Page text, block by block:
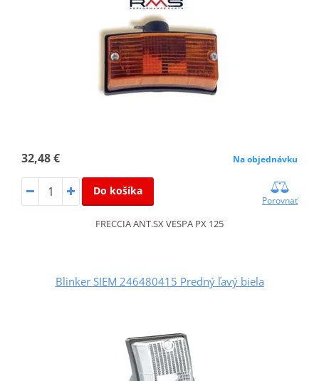
32,48 € Na objednávku
Do košíka
Porovnať
FRECCIA ANT.SX VESPA PX 125
Blinker SIEM 246480415 Predný ľavý biela